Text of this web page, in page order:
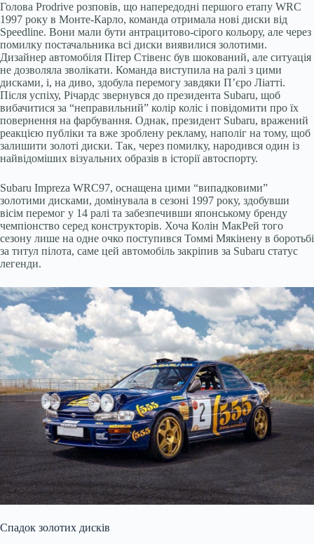
Голова Prodrive розповів, що напередодні першого етапу WRC
1997 року в Монте-Карло, команда отримала нові диски від
Speedline. Вони мали бути антрацитово-сірого кольору, але через
помилку постачальника всі диски виявилися золотими.
Дизайнер автомобіля Пітер Стівенс був шокований, але ситуація
не дозволяла зволікати. Команда виступила на ралі з цими
дисками, і, на диво, здобула перемогу завдяки П’єро Ліатті.
Після успіху, Річардс звернувся до президента Subaru, щоб
вибачитися за “неправильний” колір коліс і повідомити про їх
повернення на фарбування. Однак, президент Subaru, вражений
реакцією публіки та вже зроблену рекламу, наполіг на тому, щоб
залишити золоті диски. Так, через помилку, народився один із
найвідоміших візуальних образів в історії автоспорту.
Subaru Impreza WRC97, оснащена цими “випадковими”
золотими дисками, домінувала в сезоні 1997 року, здобувши
вісім перемог у 14 ралі та забезпечивши японському бренду
чемпіонство серед конструкторів. Хоча Колін МакРей того
сезону лише на одне очко поступився Томмі Мякінену в боротьбі
за титул пілота, саме цей автомобіль закріпив за Subaru статус
легенди.
Спадок золотих дисків